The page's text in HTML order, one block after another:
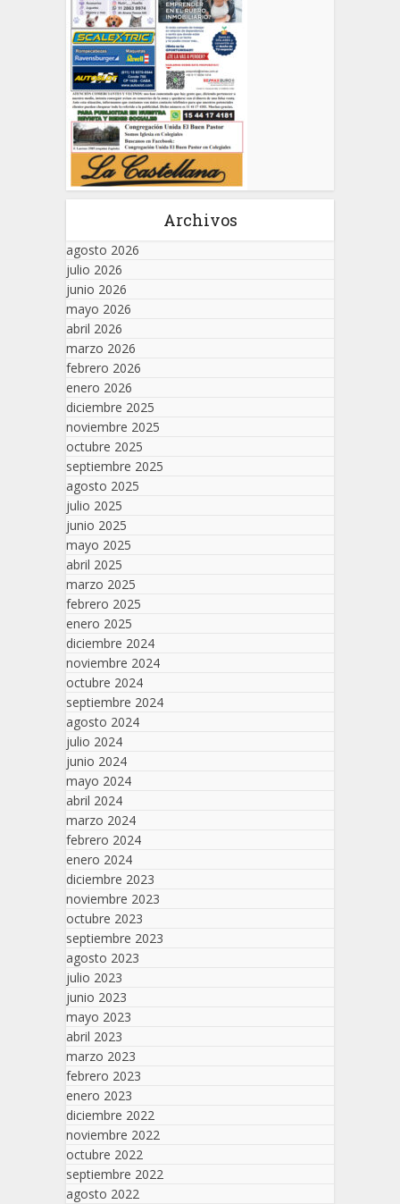
Archivos
agosto 2026
julio 2026
junio 2026
mayo 2026
abril 2026
marzo 2026
febrero 2026
enero 2026
diciembre 2025
noviembre 2025
octubre 2025
septiembre 2025
agosto 2025
julio 2025
junio 2025
mayo 2025
abril 2025
marzo 2025
febrero 2025
enero 2025
diciembre 2024
noviembre 2024
octubre 2024
septiembre 2024
agosto 2024
julio 2024
junio 2024
mayo 2024
abril 2024
marzo 2024
febrero 2024
enero 2024
diciembre 2023
noviembre 2023
octubre 2023
septiembre 2023
agosto 2023
julio 2023
junio 2023
mayo 2023
abril 2023
marzo 2023
febrero 2023
enero 2023
diciembre 2022
noviembre 2022
octubre 2022
septiembre 2022
agosto 2022